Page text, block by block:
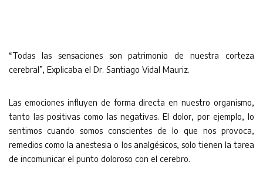
“Todas las sensaciones son patrimonio de nuestra corteza
cerebral”, Explicaba el Dr. Santiago Vidal Mauriz.
Las emociones influyen de forma directa en nuestro organismo,
tanto las positivas como las negativas. El dolor, por ejemplo, lo
sentimos cuando somos conscientes de lo que nos provoca,
remedios como la anestesia o los analgésicos, solo tienen la tarea
de incomunicar el punto doloroso con el cerebro.